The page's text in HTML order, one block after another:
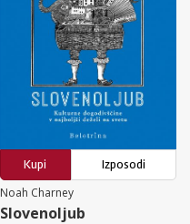
Kupi
Izposodi
Noah Charney
Slovenoljub